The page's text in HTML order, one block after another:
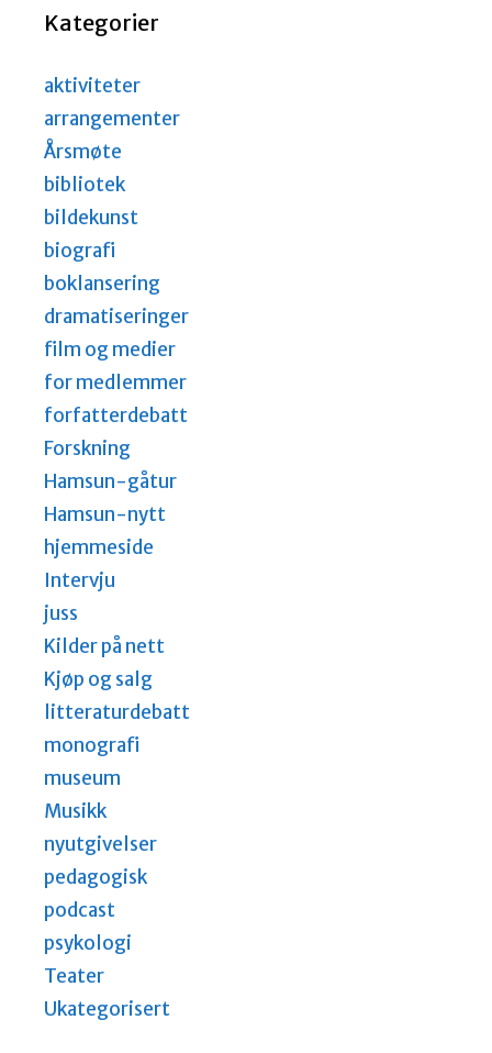
Kategorier
aktiviteter
arrangementer
Årsmøte
bibliotek
bildekunst
biografi
boklansering
dramatiseringer
film og medier
for medlemmer
forfatterdebatt
Forskning
Hamsun-gåtur
Hamsun-nytt
hjemmeside
Intervju
juss
Kilder på nett
Kjøp og salg
litteraturdebatt
monografi
museum
Musikk
nyutgivelser
pedagogisk
podcast
psykologi
Teater
Ukategorisert